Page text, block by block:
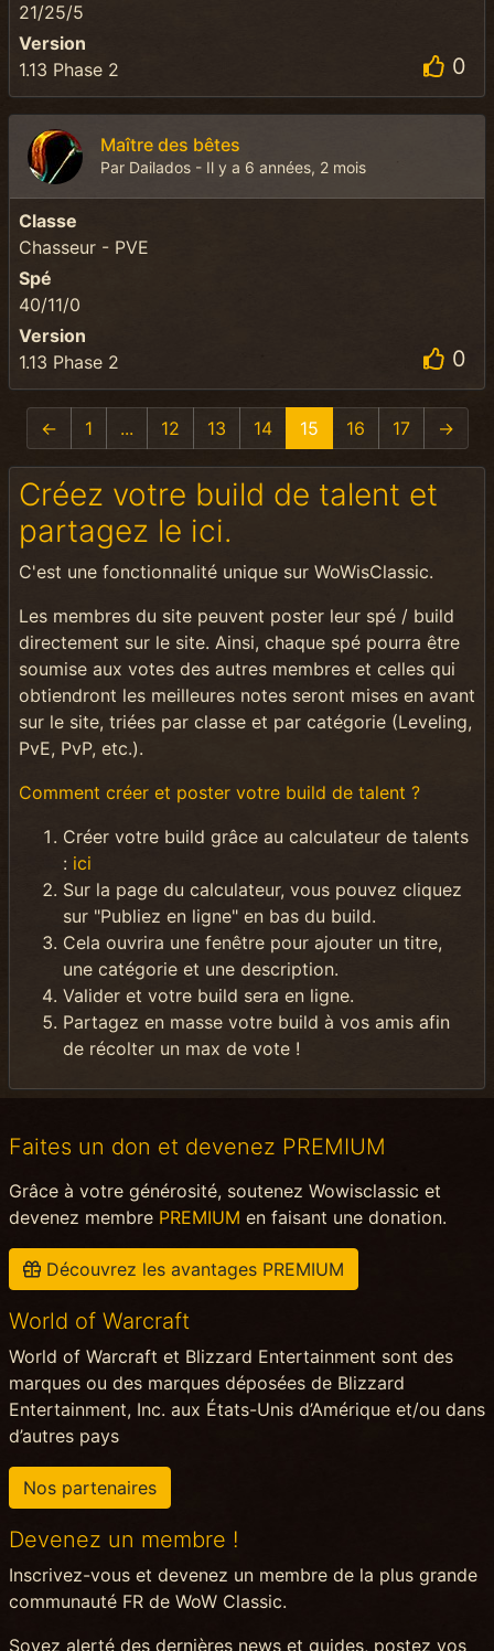
21/25/5
Version
1.13 Phase 2
0
Maître des bêtes
Par Dailados - Il y a 6 années, 2 mois
Classe
Chasseur - PVE
Spé
40/11/0
Version
1.13 Phase 2
0
← 1 ... 12 13 14 15 16 17 →
Créez votre build de talent et
partagez le ici.
C'est une fonctionnalité unique sur WoWisClassic.
Les membres du site peuvent poster leur spé / build
directement sur le site. Ainsi, chaque spé pourra être
soumise aux votes des autres membres et celles qui
obtiendront les meilleures notes seront mises en avant
sur le site, triées par classe et par catégorie (Leveling,
PvE, PvP, etc.).
Comment créer et poster votre build de talent ?
Créer votre build grâce au calculateur de talents
: ici
Sur la page du calculateur, vous pouvez cliquez
sur "Publiez en ligne" en bas du build.
Cela ouvrira une fenêtre pour ajouter un titre,
une catégorie et une description.
Valider et votre build sera en ligne.
Partagez en masse votre build à vos amis afin
de récolter un max de vote !
Faites un don et devenez PREMIUM
Grâce à votre générosité, soutenez Wowisclassic et
devenez membre PREMIUM en faisant une donation.
Découvrez les avantages PREMIUM
World of Warcraft
World of Warcraft et Blizzard Entertainment sont des
marques ou des marques déposées de Blizzard
Entertainment, Inc. aux États-Unis d’Amérique et/ou dans
d’autres pays
Nos partenaires
Devenez un membre !
Inscrivez-vous et devenez un membre de la plus grande
communauté FR de WoW Classic.
Soyez alerté des dernières news et guides, postez vos